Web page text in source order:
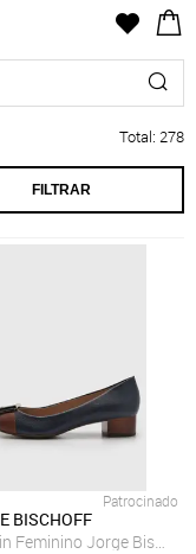
Total: 278
FILTRAR
Azul Marinho
Patrocinado
BISCHOFF
Feminino Jorge